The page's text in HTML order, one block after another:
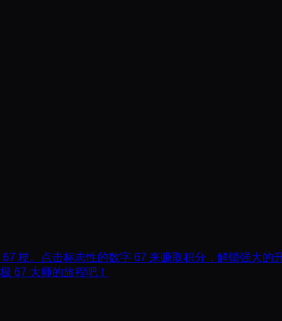
梗。点击标志性的数字 67 来赚取积分，解锁强大
67 大师的旅程吧！